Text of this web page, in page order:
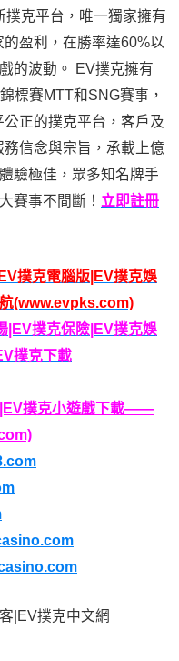
撲克平台，唯一獨家擁有
盈利，在勝率達60%以
的波動。 EV撲克擁有
標賽MTT和SNG賽事，
正的撲克平台，客戶及
信念與宗旨，承載上億
驗極佳，眾多知名牌手
賽事不間斷！ 立即註冊
撲克電腦版|EV撲克娛
(www.evpks.com)
|EV撲克保險|EV撲克娛
撲克下載
|EV撲克小遊戲下載——
|EV撲克中文網